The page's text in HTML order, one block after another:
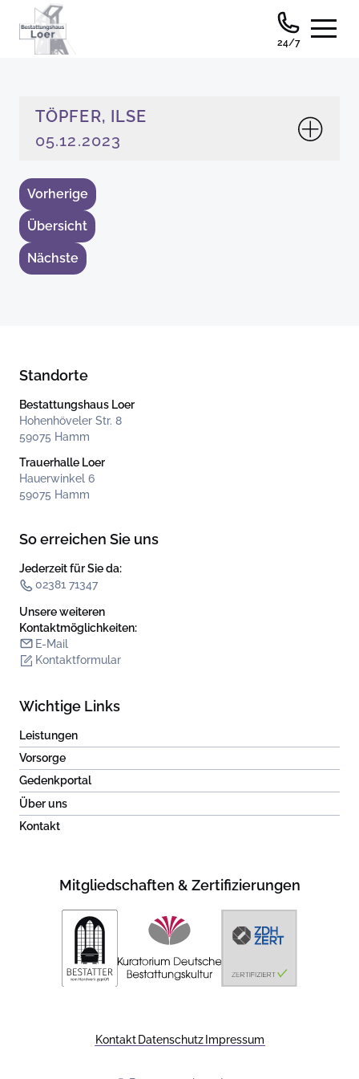
24/7
TÖPFER, ILSE
05.12.2023
Vorherige
Übersicht
Nächste
Standorte
Bestattungshaus Loer
Hohenhöveler Str. 8
59075 Hamm
Trauerhalle Loer
Hauerwinkel 6
59075 Hamm
So erreichen Sie uns
Jederzeit für Sie da:
02381 71347
Unsere weiteren
Kontakt­möglichkeiten:
E-Mail
Kontaktformular
Wichtige Links
Leistungen
Vorsorge
Gedenkportal
Über uns
Kontakt
Mitgliedschaften & Zertifizierungen
Kontakt Datenschutz Impressum